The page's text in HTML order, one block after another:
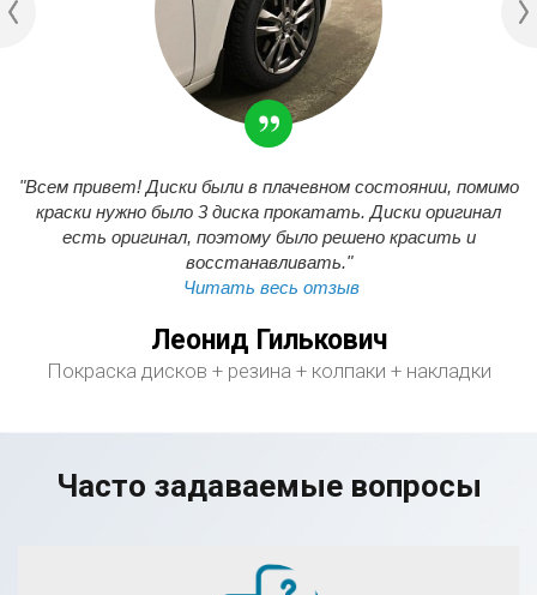
"Всем привет! Диски были в плачевном состоянии, помимо
краски нужно было 3 диска прокатать. Диски оригинал
есть оригинал, поэтому было решено красить и
восстанавливать."
Читать весь отзыв
Леонид Гилькович
Покраска дисков + резина + колпаки + накладки
Часто задаваемые вопросы